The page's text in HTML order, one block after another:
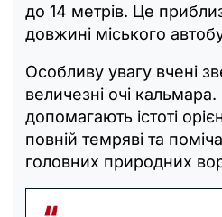
до 14 метрів. Це
довжині міського
Особливу увагу вчені
величезні очі
допомагають істоті
повній темряві та
головних природних